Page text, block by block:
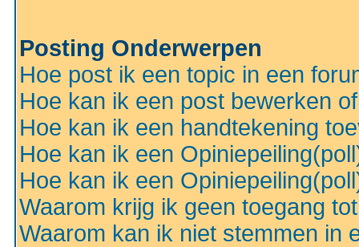
Posting Onderwerpen
Hoe post ik een topic in een
Hoe kan ik een post bewerken
Hoe kan ik een handtekening
Hoe kan ik een
Hoe kan ik een
Waarom krijg ik geen toegang
Waarom kan ik niet stemmen in